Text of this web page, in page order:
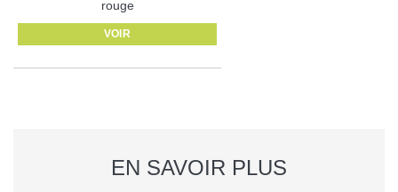
rouge
VOIR
EN SAVOIR PLUS